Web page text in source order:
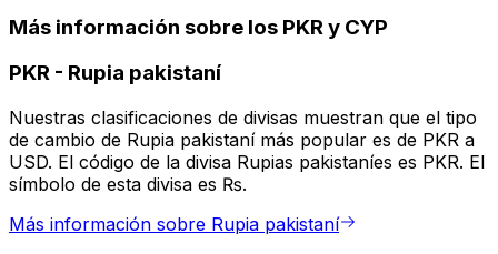
Más información sobre los PKR y CYP
PKR - Rupia pakistaní
Nuestras clasificaciones de divisas muestran que el tipo
de cambio de Rupia pakistaní más popular es de PKR a
USD. El código de la divisa Rupias pakistaníes es PKR. El
símbolo de esta divisa es ₨.
Más información sobre Rupia pakistaní